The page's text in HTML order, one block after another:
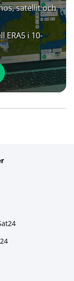
satellit och
ERA5 i 10-